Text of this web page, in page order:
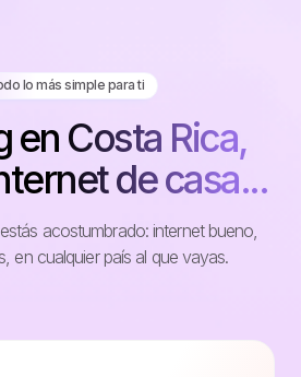
lo más simple para ti
en Costa Rica,
de casa...
acostumbrado: internet bueno,
en cualquier país al que vayas.